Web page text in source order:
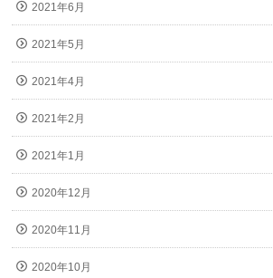
2021年6月
2021年5月
2021年4月
2021年2月
2021年1月
2020年12月
2020年11月
2020年10月